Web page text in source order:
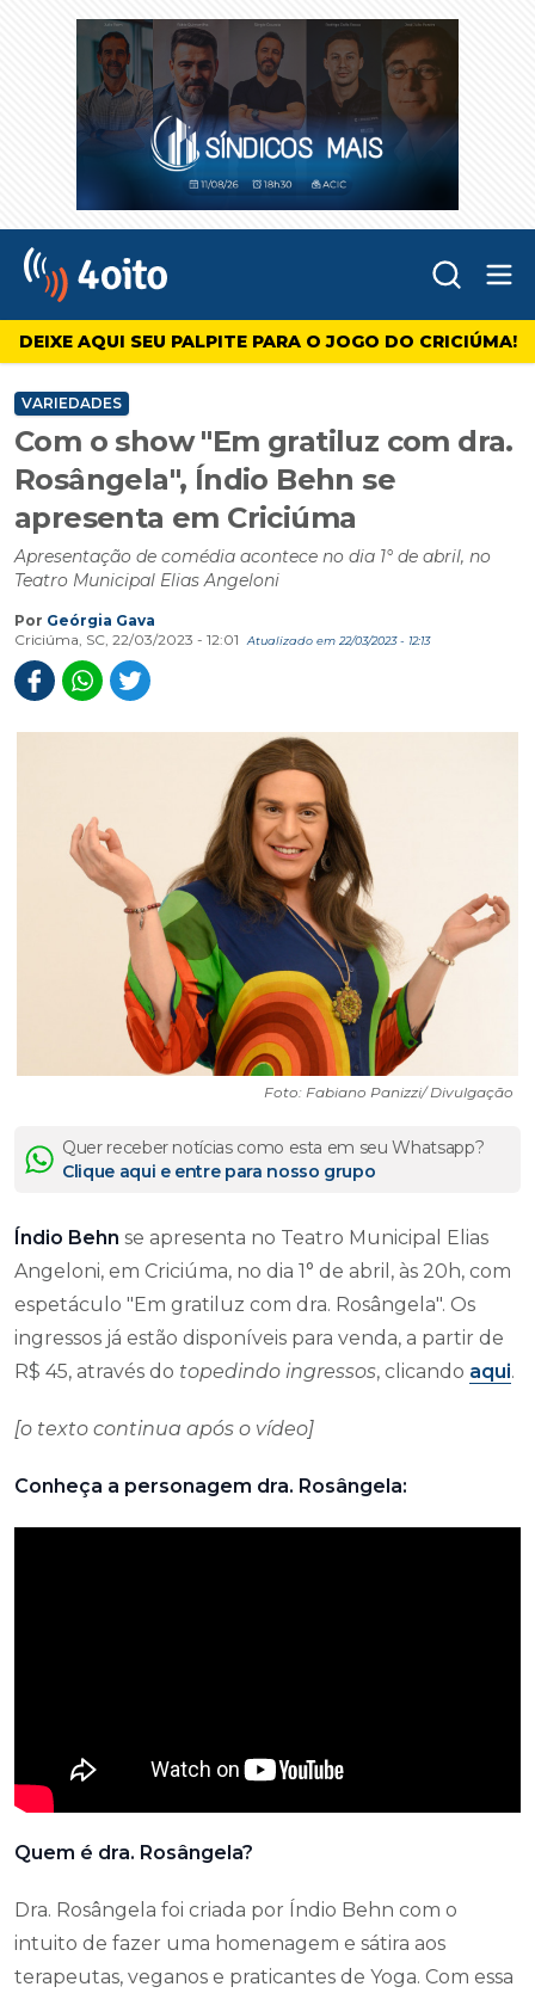
4oito
DEIXE AQUI SEU PALPITE PARA O JOGO DO CRICIÚMA!
VARIEDADES
Com o show "Em gratiluz com dra.
Rosângela", Índio Behn se
apresenta em Criciúma
Apresentação de comédia acontece no dia 1° de abril, no
Teatro Municipal Elias Angeloni
Por Geórgia Gava
Criciúma, SC, 22/03/2023 - 12:01
Atualizado em 22/03/2023 - 12:13
Foto: Fabiano Panizzi/ Divulgação
Quer receber notícias como esta em seu Whatsapp?
Clique aqui e entre para nosso grupo
Índio Behn se apresenta no Teatro Municipal Elias
Angeloni, em Criciúma, no dia 1° de abril, às 20h, com
espetáculo "Em gratiluz com dra. Rosângela". Os
ingressos já estão disponíveis para venda, a partir de
R$ 45, através do topedindo ingressos, clicando aqui.
[o texto continua após o vídeo]
Conheça a personagem dra. Rosângela:
Quem é dra. Rosângela?
Dra. Rosângela foi criada por Índio Behn com o
intuito de fazer uma homenagem e sátira aos
terapeutas, veganos e praticantes de Yoga. Com essa